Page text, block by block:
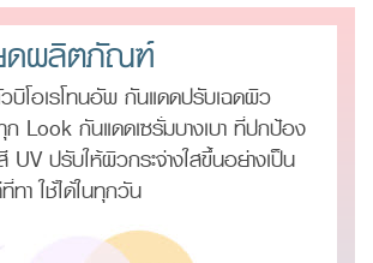
ยดผลิตภัณฑ์
บิโอเรโทนอัพ กันแดดปรับเฉดผิว
Look กันแดดเซรั่มบางเบา ที่ปกป้อง
UV ปรับให้ผิวกระจ่างใสขึ้นอย่างเป็น
า ใช้ได้ในทุกวัน